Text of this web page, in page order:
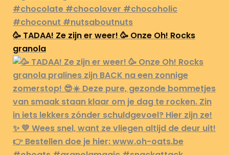
🥳 TADAA! Ze zijn er weer! 🥳 Onze Oh! Rocks
granola